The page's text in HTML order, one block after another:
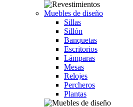
Muebles de diseño
Sillas
Sillón
Banquetas
Escritorios
Lámparas
Mesas
Relojes
Percheros
Plantas